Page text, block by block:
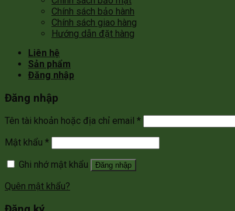
Chính sách bảo hành
Chính sách giao hàng
Hướng dẫn đặt hàng
Liên hệ
Sản phẩm
Đăng nhập
Đăng nhập
Tên tài khoản hoặc địa chỉ email *
Mật khẩu *
Ghi nhớ mật khẩu
Đăng nhập
Quên mật khẩu?